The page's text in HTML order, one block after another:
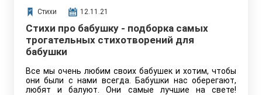
Стихи 12.11.21
Стихи про бабушку - подборка самых
трогательных стихотворений для
бабушки
Все мы очень любим своих бабушек и хотим, чтобы
они были с нами всегда. Бабушки нас оберегают,
любят и балуют. Они самые лучшие на свете!